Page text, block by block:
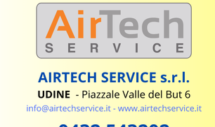
ELECTROLUX, CONFINDUSTRIA PREPARA UN PROGETTO
L’ARTE DELL’ESPRESSO A CASA: I SEGRETI PER UNA PAUSA